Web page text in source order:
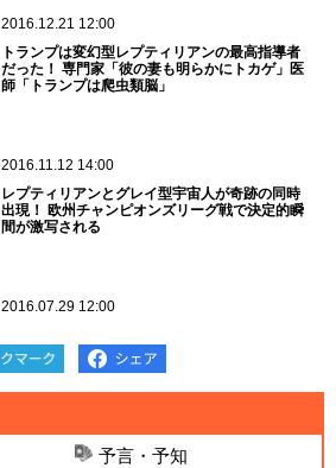
2016.12.21 12:00
トランプは変幻型レプティリアンの最高指導者
だった！ 専門家「彼の妻も明らかにトカゲ」医
師「トランプは爬虫類脳」
2016.11.12 14:00
レプティリアンとグレイ型宇宙人が奇跡の同時
出現！ 欧州チャンピオンズリーグ戦で決定的瞬
間が激写される
2016.07.29 12:00
予言・予知